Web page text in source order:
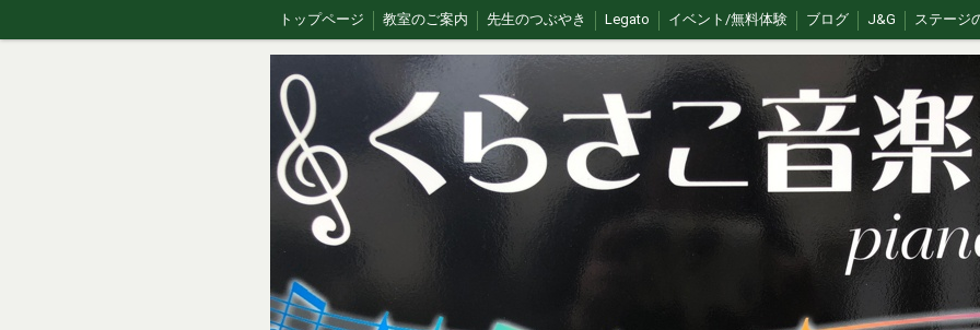
トップページ 教室のご案内 先生のつぶやき Legato イベント/無料体験 ブログ J&G ステージ